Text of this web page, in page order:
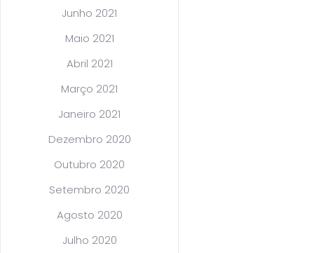
Junho 2021
Maio 2021
Abril 2021
Março 2021
Janeiro 2021
Dezembro 2020
Outubro 2020
Setembro 2020
Agosto 2020
Julho 2020